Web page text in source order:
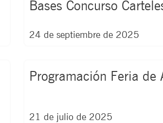
Bases Concurso
24 de septiembre de 2025
Programación Feria de
21 de julio de 2025
a
a
e